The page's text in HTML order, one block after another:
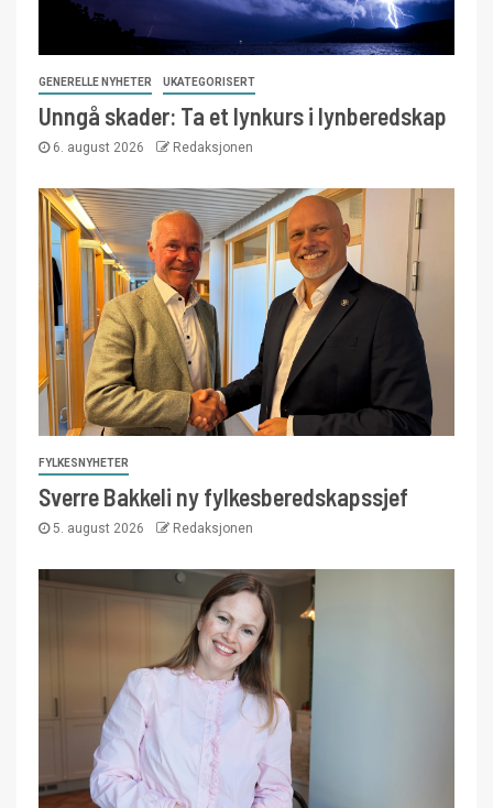
GENERELLE NYHETER UKATEGORISERT
Unngå skader: Ta et lynkurs i lynberedskap
6. august 2026 Redaksjonen
FYLKESNYHETER
Sverre Bakkeli ny fylkesberedskapssjef
5. august 2026 Redaksjonen